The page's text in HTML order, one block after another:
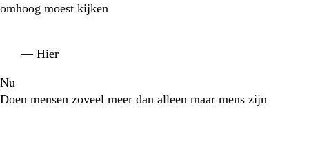
omhoog moest kijken
— Hier
Nu
Doen mensen zoveel meer dan alleen maar mens zijn